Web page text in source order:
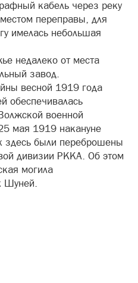
кабель через реку
переправы, для
имелась небольшая
недалеко от места
завод.
весной 1919 года
обеспечивалась
военной
мая 1919 накануне
здесь были переброшены
дивизии РККА. Об этом
могила
Шуней.